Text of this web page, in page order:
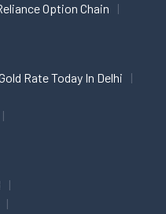
Option Chain
Rate Today In Delhi